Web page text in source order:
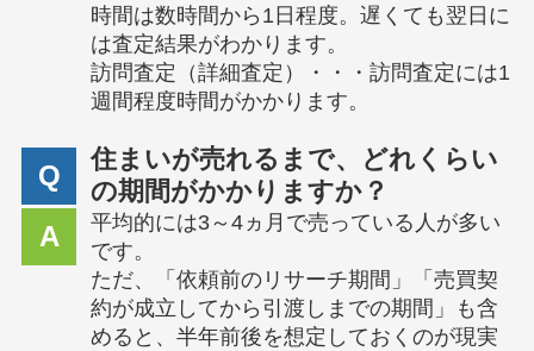
時間は数時間から1日程度。遅くても翌日に
は査定結果がわかります。
訪問査定（詳細査定）・・・訪問査定には1
週間程度時間がかかります。
Q
住まいが売れるまで、どれくらい
の期間がかかりますか？
A
平均的には3～4ヵ月で売っている人が多い
です。
ただ、「依頼前のリサーチ期間」「売買契
約が成立してから引渡しまでの期間」も含
めると、半年前後を想定しておくのが現実